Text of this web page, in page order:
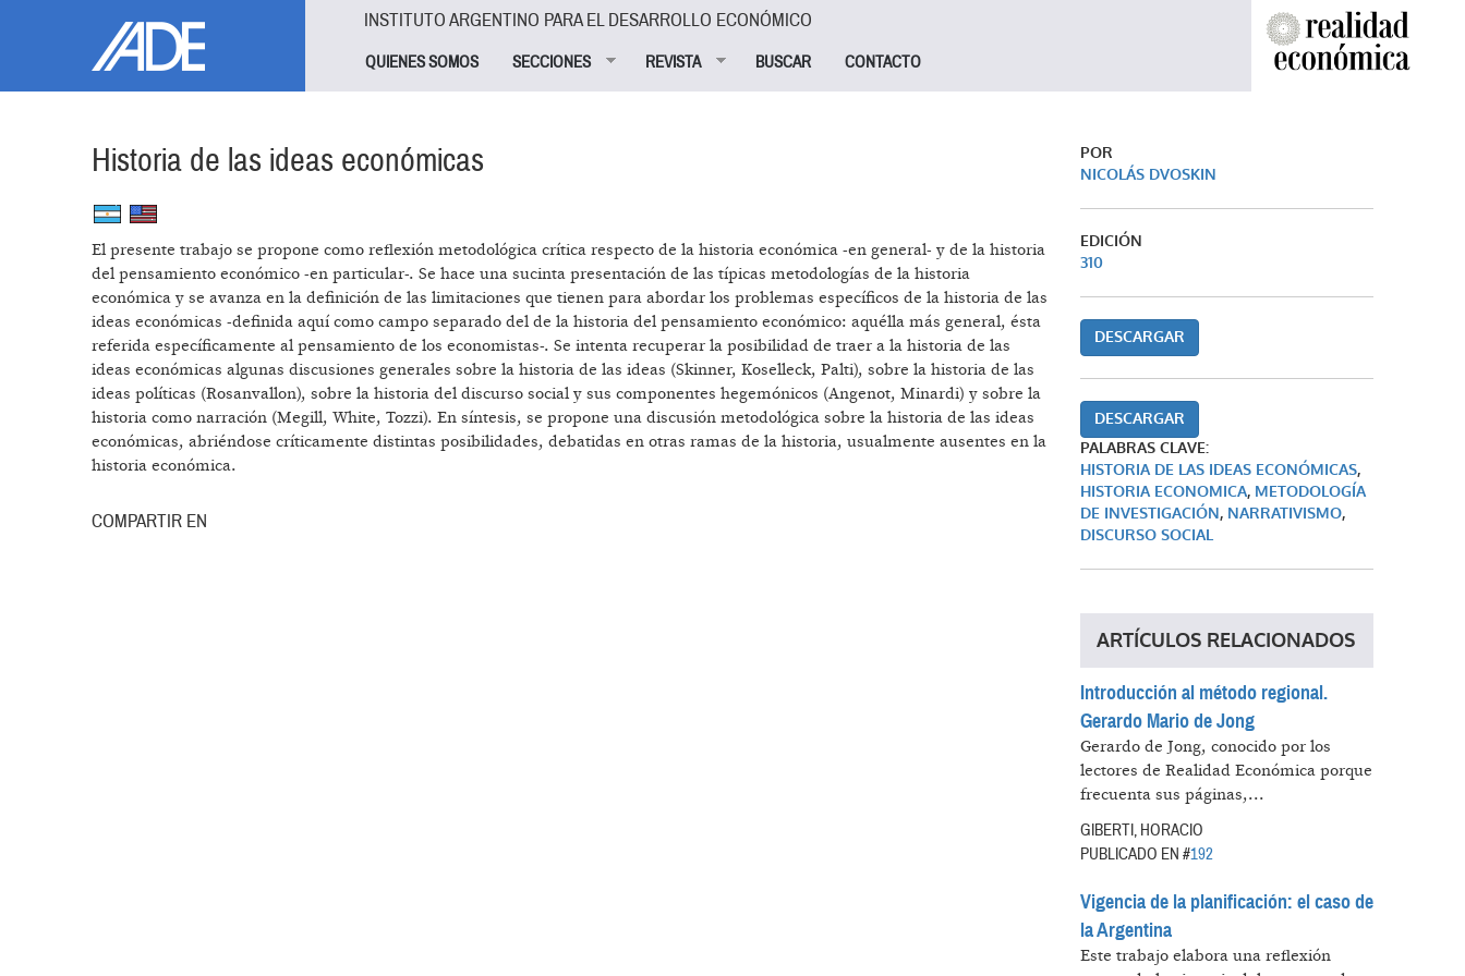
INSTITUTO ARGENTINO PARA EL DESARROLLO ECONÓMICO
QUIENES SOMOS SECCIONES REVISTA BUSCAR CONTACTO
Historia de las ideas económicas
El presente trabajo se propone como reflexión metodológica crítica respecto de la historia económica -en general- y de la historia
del pensamiento económico -en particular-. Se hace una sucinta presentación de las típicas metodologías de la historia
económica y se avanza en la definición de las limitaciones que tienen para abordar los problemas específicos de la historia de las
ideas económicas -definida aquí como campo separado del de la historia del pensamiento económico: aquélla más general, ésta
referida específicamente al pensamiento de los economistas-. Se intenta recuperar la posibilidad de traer a la historia de las
ideas económicas algunas discusiones generales sobre la historia de las ideas (Skinner, Koselleck, Palti), sobre la historia de las
ideas políticas (Rosanvallon), sobre la historia del discurso social y sus componentes hegemónicos (Angenot, Minardi) y sobre la
historia como narración (Megill, White, Tozzi). En síntesis, se propone una discusión metodológica sobre la historia de las ideas
económicas, abriéndose críticamente distintas posibilidades, debatidas en otras ramas de la historia, usualmente ausentes en la
historia económica.
COMPARTIR EN
POR
NICOLÁS DVOSKIN
EDICIÓN
310
DESCARGAR
DESCARGAR
PALABRAS CLAVE:
HISTORIA DE LAS IDEAS ECONÓMICAS,
HISTORIA ECONOMICA, METODOLOGÍA
DE INVESTIGACIÓN, NARRATIVISMO,
DISCURSO SOCIAL
ARTÍCULOS RELACIONADOS
Introducción al método regional.
Gerardo Mario de Jong
Gerardo de Jong, conocido por los
lectores de Realidad Económica porque
frecuenta sus páginas,...
GIBERTI, HORACIO
PUBLICADO EN #192
Vigencia de la planificación: el caso de
la Argentina
Este trabajo elabora una reflexión